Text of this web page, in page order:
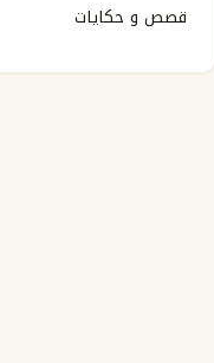
قصص و حكايات